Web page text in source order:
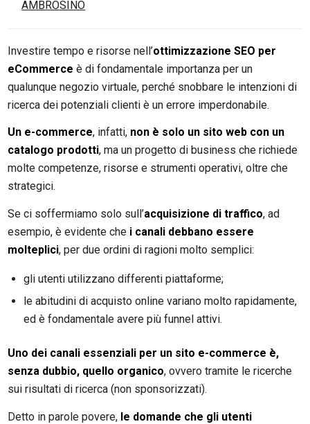
AMBROSINO
Investire tempo e risorse nell’ottimizzazione SEO per
eCommerce è di fondamentale importanza per un
qualunque negozio virtuale, perché snobbare le intenzioni di
ricerca dei potenziali clienti è un errore imperdonabile.
Un e-commerce, infatti, non è solo un sito web con un
catalogo prodotti, ma un progetto di business che richiede
molte competenze, risorse e strumenti operativi, oltre che
strategici.
Se ci soffermiamo solo sull’acquisizione di traffico, ad
esempio, è evidente che i canali debbano essere
molteplici, per due ordini di ragioni molto semplici:
gli utenti utilizzano differenti piattaforme;
le abitudini di acquisto online variano molto rapidamente,
ed è fondamentale avere più funnel attivi.
Uno dei canali essenziali per un sito e-commerce è,
senza dubbio, quello organico, ovvero tramite le ricerche
sui risultati di ricerca (non sponsorizzati).
Detto in parole povere, le domande che gli utenti